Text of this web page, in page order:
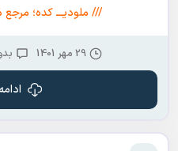
/// ملودیـــ کده؛
29 مهر 1401